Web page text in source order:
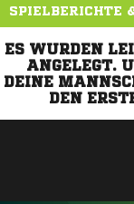
SPIELBERICHTE
ES WURDEN
ANGELEGT.
DEINE
DEN